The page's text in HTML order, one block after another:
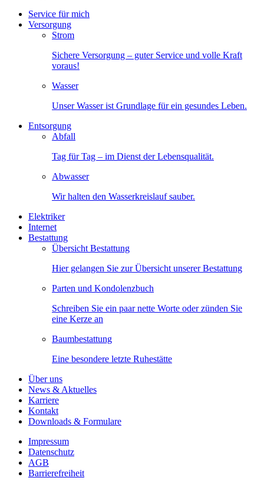
Service für mich
Versorgung
Strom
Sichere Versorgung – guter Service und volle Kraft
voraus!
Wasser
Unser Wasser ist Grundlage für ein gesundes Leben.
Entsorgung
Abfall
Tag für Tag – im Dienst der Lebensqualität.
Abwasser
Wir halten den Wasserkreislauf sauber.
Elektriker
Internet
Bestattung
Übersicht Bestattung
Hier gelangen Sie zur Übersicht unserer Bestattung
Parten und Kondolenzbuch
Schreiben Sie ein paar nette Worte oder zünden Sie
eine Kerze an
Baumbestattung
Eine besondere letzte Ruhestätte
Über uns
News & Aktuelles
Karriere
Kontakt
Downloads & Formulare
Impressum
Datenschutz
AGB
Barrierefreiheit